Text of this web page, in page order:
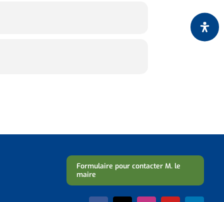
Formulaire pour contacter M. le
maire